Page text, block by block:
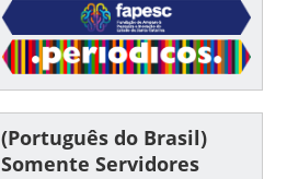
(Português do Brasil)
Somente Servidores